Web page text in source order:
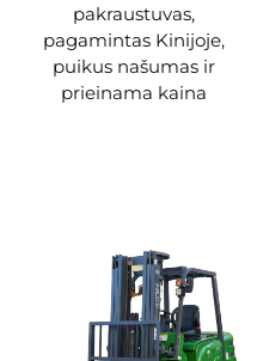
pakraustuvas,
pagamintas Kinijoje,
puikus našumas ir
prieinama kaina